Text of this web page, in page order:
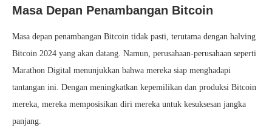
Masa Depan Penambangan Bitcoin
Masa depan penambangan Bitcoin tidak pasti, terutama dengan halving
Bitcoin 2024 yang akan datang. Namun, perusahaan-perusahaan seperti
Marathon Digital menunjukkan bahwa mereka siap menghadapi
tantangan ini. Dengan meningkatkan kepemilikan dan produksi Bitcoin
mereka, mereka memposisikan diri mereka untuk kesuksesan jangka
panjang.